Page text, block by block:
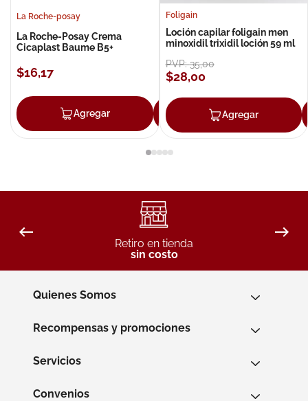
La Roche-posay
La Roche-Posay Crema
Cicaplast Baume B5+
$16,17
Agregar Agregar
Foligain
Loción capilar foligain men
minoxidil trixidil loción 59 ml
PVP:35,00
$28,00
Agregar
Retiro en tienda
sin costo
Quienes Somos
Recompensas y promociones
Servicios
Convenios